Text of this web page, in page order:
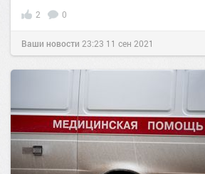
2 0
Ваши новости 23:23 11 сен 2021